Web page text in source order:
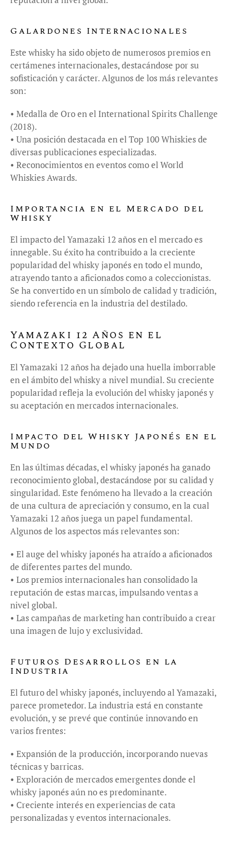
Galardones Internacionales
Este whisky ha sido objeto de numerosos premios en
certámenes internacionales, destacándose por su
sofisticación y carácter. Algunos de los más relevantes
son:
• Medalla de Oro en el International Spirits Challenge
(2018).
• Una posición destacada en el Top 100 Whiskies de
diversas publicaciones especializadas.
• Reconocimientos en eventos como el World
Whiskies Awards.
Importancia en el Mercado del
Whisky
El impacto del Yamazaki 12 años en el mercado es
innegable. Su éxito ha contribuido a la creciente
popularidad del whisky japonés en todo el mundo,
atrayendo tanto a aficionados como a coleccionistas.
Se ha convertido en un símbolo de calidad y tradición,
siendo referencia en la industria del destilado.
Yamazaki 12 Años en el
Contexto Global
El Yamazaki 12 años ha dejado una huella imborrable
en el ámbito del whisky a nivel mundial. Su creciente
popularidad refleja la evolución del whisky japonés y
su aceptación en mercados internacionales.
Impacto del Whisky Japonés en el
Mundo
En las últimas décadas, el whisky japonés ha ganado
reconocimiento global, destacándose por su calidad y
singularidad. Este fenómeno ha llevado a la creación
de una cultura de apreciación y consumo, en la cual
Yamazaki 12 años juega un papel fundamental.
Algunos de los aspectos más relevantes son:
• El auge del whisky japonés ha atraído a aficionados
de diferentes partes del mundo.
• Los premios internacionales han consolidado la
reputación de estas marcas, impulsando ventas a
nivel global.
• Las campañas de marketing han contribuido a crear
una imagen de lujo y exclusividad.
Futuros Desarrollos en la
Industria
El futuro del whisky japonés, incluyendo al Yamazaki,
parece prometedor. La industria está en constante
evolución, y se prevé que continúe innovando en
varios frentes:
• Expansión de la producción, incorporando nuevas
técnicas y barricas.
• Exploración de mercados emergentes donde el
whisky japonés aún no es predominante.
• Creciente interés en experiencias de cata
personalizadas y eventos internacionales.